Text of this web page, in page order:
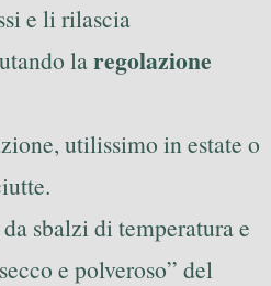
e li rilascia
laregolazione
utilissimo in estate o
sbalzi di temperatura e
e polveroso” del